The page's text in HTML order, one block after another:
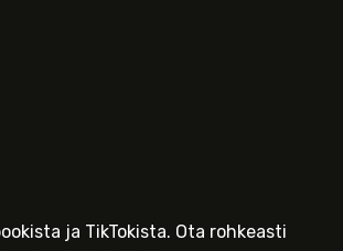
ja TikTokista. Ota rohkeasti